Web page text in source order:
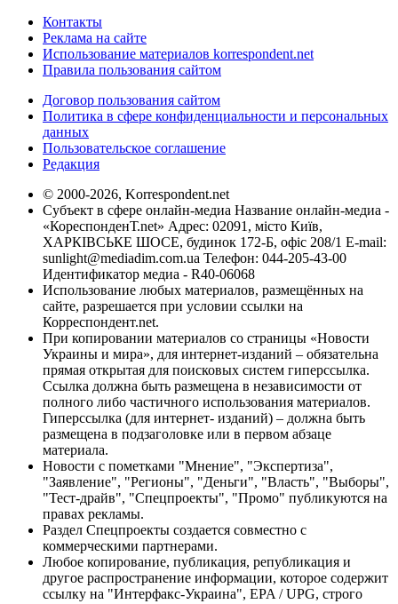
Контакты
Реклама на сайте
Использование материалов korrespondent.net
Правила пользования сайтом
Договор пользования сайтом
Политика в сфере конфиденциальности и персональных
данных
Пользовательское соглашение
Редакция
© 2000-2026, Korrespondent.net
Субъект в сфере онлайн-медиа Название онлайн-медиа -
«КореспонденТ.net» Адрес: 02091, місто Київ,
ХАРКІВСЬКЕ ШОСЕ, будинок 172-Б, офіс 208/1 E-mail:
sunlight@mediadim.com.ua Телефон: 044-205-43-00
Идентификатор медиа - R40-06068
Использование любых материалов, размещённых на
сайте, разрешается при условии ссылки на
Корреспондент.net.
При копировании материалов со страницы «Новости
Украины и мира», для интернет-изданий – обязательна
прямая открытая для поисковых систем гиперссылка.
Ссылка должна быть размещена в независимости от
полного либо частичного использования материалов.
Гиперссылка (для интернет- изданий) – должна быть
размещена в подзаголовке или в первом абзаце
материала.
Новости с пометками "Мнение", "Экспертиза",
"Заявление", "Регионы", "Деньги", "Власть", "Выборы",
"Тест-драйв", "Спецпроекты", "Промо" публикуются на
правах рекламы.
Раздел Спецпроекты создается совместно с
коммерческими партнерами.
Любое копирование, публикация, републикация и
другое распространение информации, которое содержит
ссылку на "Интерфакс-Украина", EPA / UPG, строго